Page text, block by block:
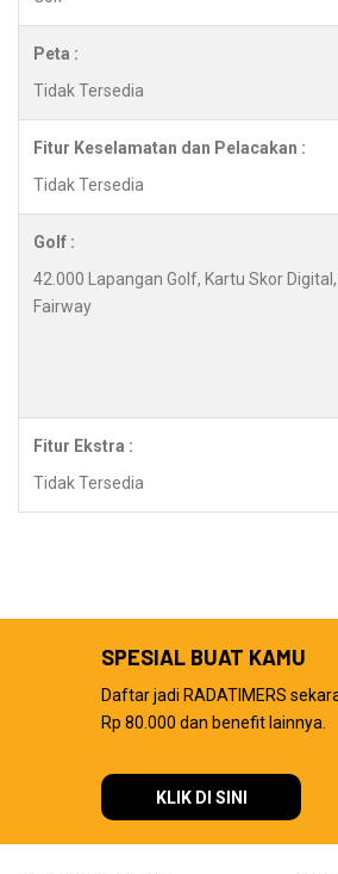
Peta :
Tidak Tersedia
Fitur Keselamatan dan Pelacakan :
Tidak Tersedia
Golf :
42.000 Lapangan Golf, Kartu Skor
Fairway
Fitur Ekstra :
Tidak Tersedia
SPESIAL BUAT KAMU
Daftar jadi RADATIMERS
Rp 80.000 dan benefit lainnya.
KLIK DI SINI